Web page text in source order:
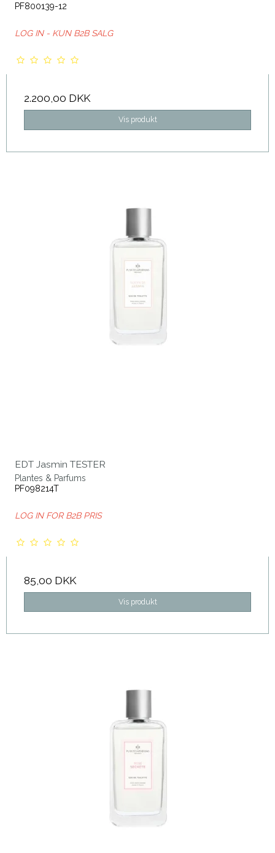
PF800139-12
LOG IN - KUN B2B SALG
2.200,00 DKK
Vis produkt
EDT Jasmin TESTER
Plantes & Parfums
PF098214T
LOG IN FOR B2B PRIS
85,00 DKK
Vis produkt